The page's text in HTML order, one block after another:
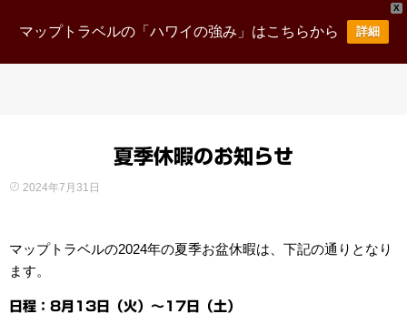
X
マップトラベルの「ハワイの強み」はこちらから 詳細
夏季休暇のお知らせ
2024年7月31日
マップトラベルの2024年の夏季お盆休暇は、下記の通りとなり
ます。
日程：8月13日（火）～17日（土）